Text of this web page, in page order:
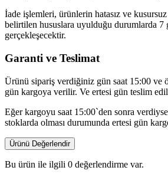
İade işlemleri, ürünlerin hatasız ve
belirtilen hususlara uyulduğu durumlarda 7
gerçekleşecektir.
Garanti ve Teslimat
Ürünü sipariş verdiğiniz gün saat 15:00 ve
gün kargoya verilir. Ve ertesi gün teslim
Eğer kargoyu saat 15:00`den sonra
stoklarda olması durumunda ertesi gün
Ürünü Değerlendir
Bu ürün ile ilgili 0 değerlendirme var.